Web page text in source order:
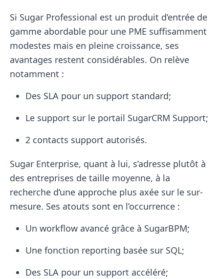
Si Sugar Professional est un produit d’entrée de
gamme abordable pour une PME suffisamment
modestes mais en pleine croissance, ses
avantages restent considérables. On relève
notamment :
Des SLA pour un support standard;
Le support sur le portail SugarCRM Support;
2 contacts support autorisés.
Sugar Enterprise, quant à lui, s’adresse plutôt à
des entreprises de taille moyenne, à la
recherche d’une approche plus axée sur le sur-
mesure. Ses atouts sont en l’occurrence :
Un workflow avancé grâce à SugarBPM;
Une fonction reporting basée sur SQL;
Des SLA pour un support accéléré;